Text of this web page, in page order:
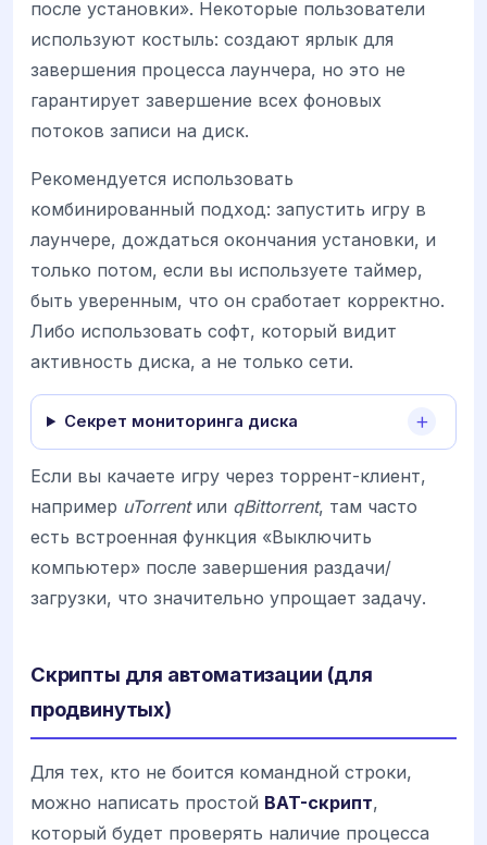
после установки». Некоторые пользователи
используют костыль: создают ярлык для
завершения процесса лаунчера, но это не
гарантирует завершение всех фоновых
потоков записи на диск.
Рекомендуется использовать
комбинированный подход: запустить игру в
лаунчере, дождаться окончания установки, и
только потом, если вы используете таймер,
быть уверенным, что он сработает корректно.
Либо использовать софт, который видит
активность диска, а не только сети.
Секрет мониторинга диска
Если вы качаете игру через торрент-клиент,
например uTorrentили qBittorrent, там часто
есть встроенная функция «Выключить
компьютер» после завершения раздачи/
загрузки, что значительно упрощает задачу.
Скрипты для автоматизации (для
продвинутых)
Для тех, кто не боится командной строки,
можно написать простой BAT-скрипт,
который будет проверять наличие процесса